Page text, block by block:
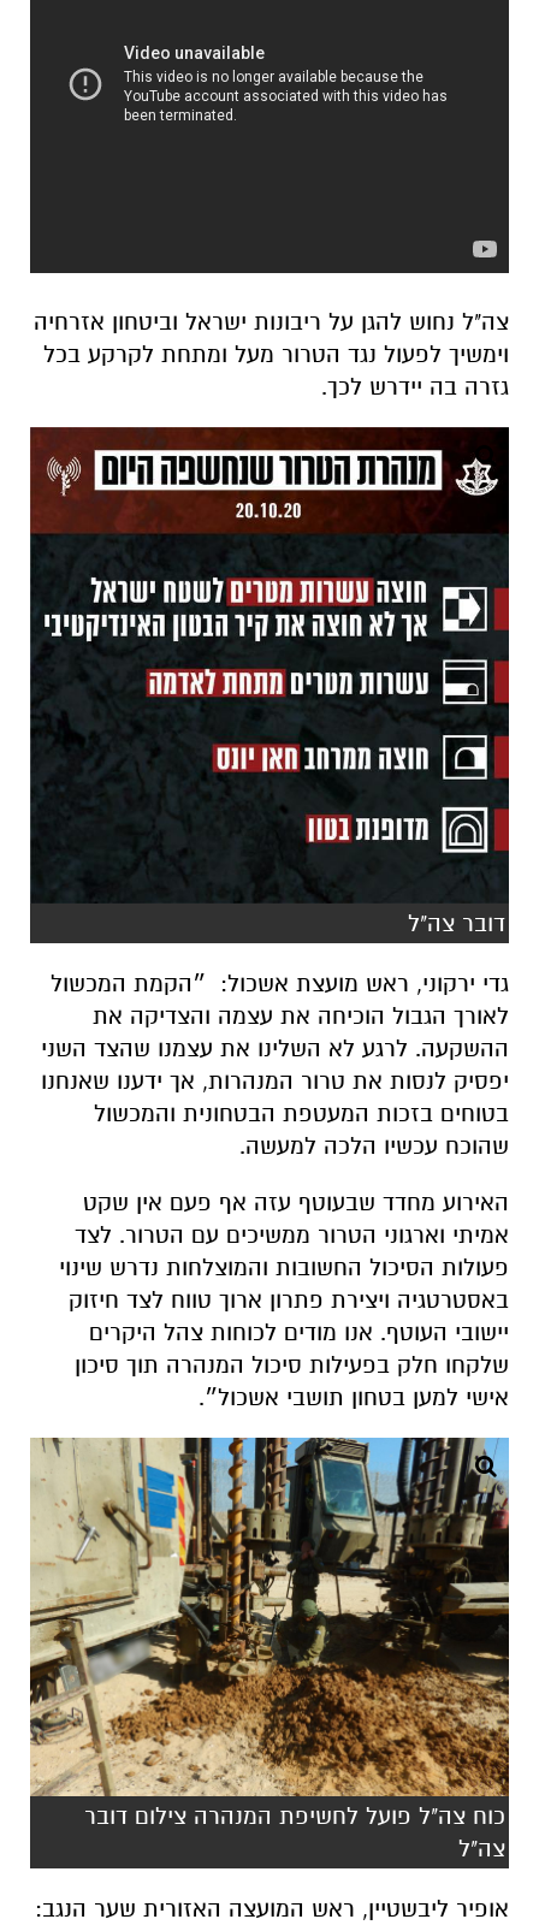
צה"ל נחוש להגן על ריבונות ישראל וביטחון אזרחיה
וימשיך לפעול נגד הטרור מעל ומתחת לקרקע בכל
גזרה בה יידרש לכך.
דובר צה"ל
גדי ירקוני, ראש מועצת אשכול: ״הקמת המכשול
לאורך הגבול הוכיחה את עצמה והצדיקה את
ההשקעה. לרגע לא השלינו את עצמנו שהצד השני
יפסיק לנסות את טרור המנהרות, אך ידענו שאנחנו
בטוחים בזכות המעטפת הבטחונית והמכשול
שהוכח עכשיו הלכה למעשה.
האירוע מחדד שבעוטף עזה אף פעם אין שקט
אמיתי וארגוני הטרור ממשיכים עם הטרור. לצד
פעולות הסיכול החשובות והמוצלחות נדרש שינוי
באסטרטגיה ויצירת פתרון ארוך טווח לצד חיזוק
יישובי העוטף. אנו מודים לכוחות צהל היקרים
שלקחו חלק בפעילות סיכול המנהרה תוך סיכון
אישי למען בטחון תושבי אשכול״.
כוח צה"ל פועל לחשיפת המנהרה צילום דובר
צה"ל
אופיר ליבשטיין, ראש המועצה האזורית שער הנגב: